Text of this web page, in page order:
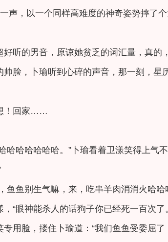
声，以一个同样高难度的神奇姿势摔了个
好听的男音，原谅她贫乏的词汇量，真的
脸，卜瑜听到心碎的声音，那一刻，
！回家……
哈哈哈哈哈哈。”卜瑜看着卫漾笑得上气不
鱼鱼别生气嘛，来，吃串羊肉消消火哈哈
，“眼神能杀人的话狗子你已经死一百次了
用脸，搂住卜瑜道：“我们鱼鱼受委屈